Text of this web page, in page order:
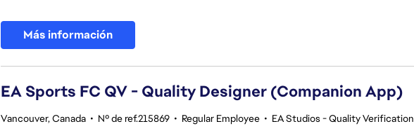
Más información
EA Sports FC QV - Quality Designer (Companion App)
Vancouver, Canada • Nº de ref.215869 • Regular Employee • EA Studios - Quality Verification